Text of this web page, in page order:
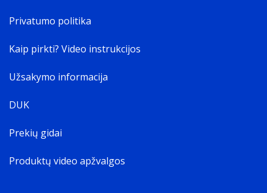
Privatumo politika
Kaip pirkti? Video instrukcijos
Užsakymo informacija
DUK
Prekių gidai
Produktų video apžvalgos